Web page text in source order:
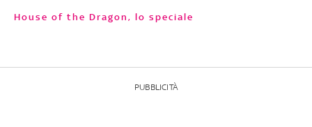
House of the Dragon, lo speciale
PUBBLICITÀ